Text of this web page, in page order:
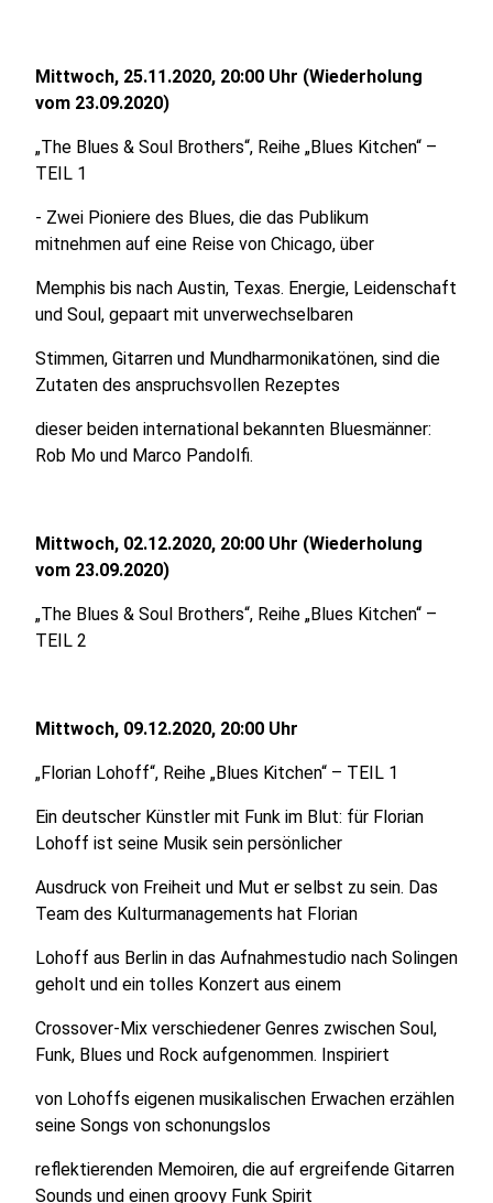
Mittwoch, 25.11.2020, 20:00 Uhr (Wiederholung
vom 23.09.2020)
„The Blues & Soul Brothers“, Reihe „Blues Kitchen“ –
TEIL 1
- Zwei Pioniere des Blues, die das Publikum
mitnehmen auf eine Reise von Chicago, über
Memphis bis nach Austin, Texas. Energie, Leidenschaft
und Soul, gepaart mit unverwechselbaren
Stimmen, Gitarren und Mundharmonikatönen, sind die
Zutaten des anspruchsvollen Rezeptes
dieser beiden international bekannten Bluesmänner:
Rob Mo und Marco Pandolfi.
Mittwoch, 02.12.2020, 20:00 Uhr (Wiederholung
vom 23.09.2020)
„The Blues & Soul Brothers“, Reihe „Blues Kitchen“ –
TEIL 2
Mittwoch, 09.12.2020, 20:00 Uhr
„Florian Lohoff“, Reihe „Blues Kitchen“ – TEIL 1
Ein deutscher Künstler mit Funk im Blut: für Florian
Lohoff ist seine Musik sein persönlicher
Ausdruck von Freiheit und Mut er selbst zu sein. Das
Team des Kulturmanagements hat Florian
Lohoff aus Berlin in das Aufnahmestudio nach Solingen
geholt und ein tolles Konzert aus einem
Crossover-Mix verschiedener Genres zwischen Soul,
Funk, Blues und Rock aufgenommen. Inspiriert
von Lohoffs eigenen musikalischen Erwachen erzählen
seine Songs von schonungslos
reflektierenden Memoiren, die auf ergreifende Gitarren
Sounds und einen groovy Funk Spirit